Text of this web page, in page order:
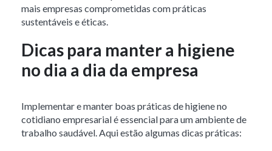
mais empresas comprometidas com práticas
sustentáveis e éticas.
Dicas para manter a higiene
no dia a dia da empresa
Implementar e manter boas práticas de higiene no
cotidiano empresarial é essencial para um ambiente de
trabalho saudável. Aqui estão algumas dicas práticas: